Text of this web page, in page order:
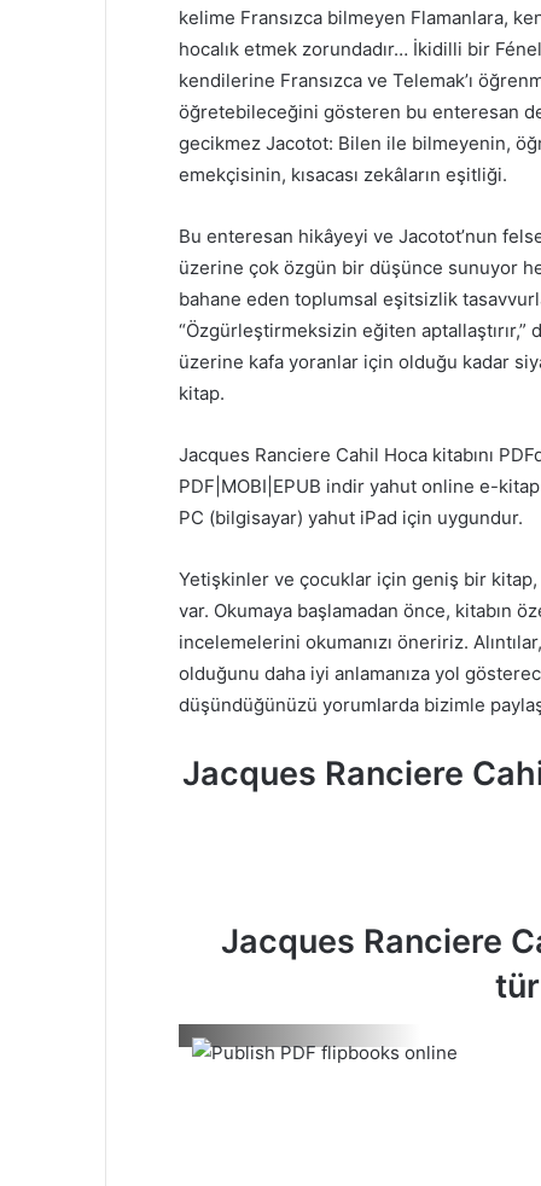
kelime Fransızca bilmeyen Flamanlara,
hocalık etmek zorundadır… İkidilli bir
kendilerine Fransızca ve Telemak’ı
öğretebileceğini gösteren bu enteresan
gecikmez Jacotot: Bilen ile bilmeyenin,
emekçisinin, kısacası zekâların eşitliği.
Bu enteresan hikâyeyi ve Jacotot’nun
üzerine çok özgün bir düşünce sunuyor
bahane eden toplumsal eşitsizlik
“Özgürleştirmeksizin eğiten
üzerine kafa yoranlar için olduğu kadar
kitap.
Jacques Ranciere Cahil Hoca kitabını
PDF|MOBI|EPUB indir yahut online e-
PC (bilgisayar) yahut iPad için uygundur.
Yetişkinler ve çocuklar için geniş bir
var. Okumaya başlamadan önce, kitabın
incelemelerini okumanızı öneririz.
olduğunu daha iyi anlamanıza yol
düşündüğünüzü yorumlarda bizimle
Jacques Ranciere
Jacques Ranciere